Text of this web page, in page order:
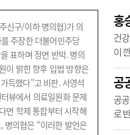
2
성분명 처방
3
AI의료
4
전공의 모집 결과
5
의사국시 합격률
포토뉴스
지역병원 중소병원
행정처분
학회/연수강좌
신구/이하 병의협)가 의
주장한 더불어민주당
표하며 정면 반박. 병의
이 밝힌 향후 입법 방향은
득했다”고 비판. 서영석
뷰에서 의료일원화 문제
면 학제 통합부터 시작해
병의협은 “이러한 발언은
홍
건
이
우
공
공
로
지